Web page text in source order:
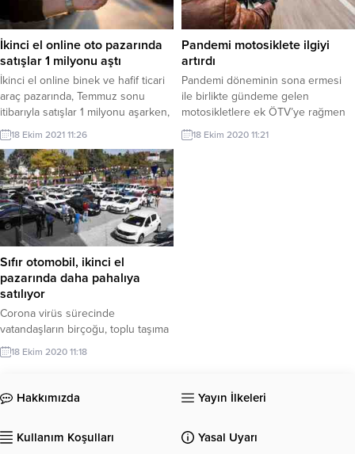
İkinci el online oto pazarında
satışlar 1 milyonu aştı
İkinci el online binek ve hafif ticari
araç pazarında, Temmuz sonu
itibarıyla satışlar 1 milyonu aşarken,
fiyatlar da Temmuz'da bir önceki
aya kıyasla yüzde 7,5 ve geçen yılın
aralık ayına göre de yüzde 32,2
arttı.
18 Ekim 2021 11:26
Pandemi motosiklete ilgiyi
artırdı
Pandemi döneminin sona ermesi
ile birlikte gündeme gelen
motosikletlere ek ÖTV’ye rağmen
yaz aylarında motosiklet satışları
her geçen ay yükseldi. Ağustos
18 Ekim 2020 11:21
Sıfır otomobil, ikinci el
pazarında daha pahalıya
satılıyor
Corona virüs sürecinde
vatandaşların birçoğu, toplu taşıma
araçlarında bulaş riskinin daha
yüksek olduğunu düşünerek araç
18 Ekim 2020 11:18
Hakkımızda Yayın İlkeleri
Kullanım Koşulları Yasal Uyarı